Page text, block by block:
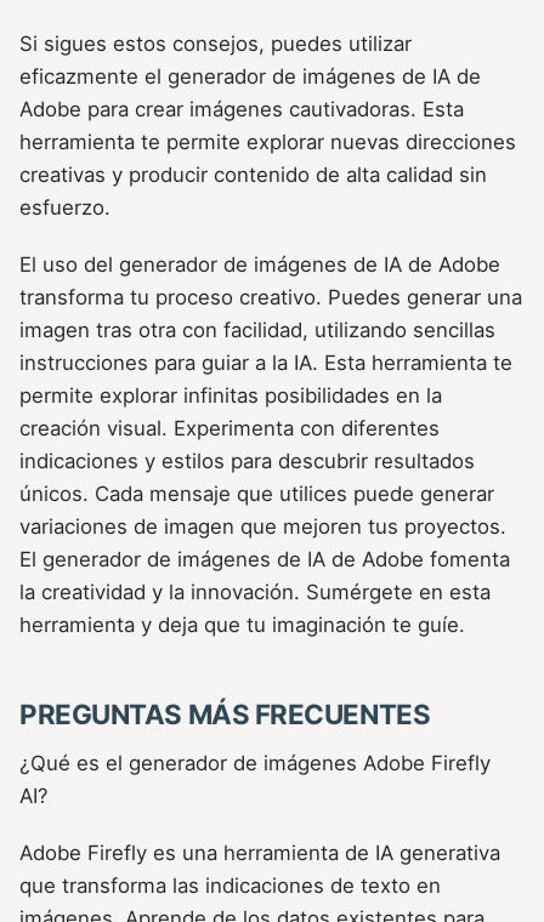
Si sigues estos consejos, puedes utilizar
eficazmente el generador de imágenes de IA de
Adobe para crear imágenes cautivadoras. Esta
herramienta te permite explorar nuevas direcciones
creativas y producir contenido de alta calidad sin
esfuerzo.
El uso del generador de imágenes de IA de Adobe
transforma tu proceso creativo. Puedes generar una
imagen tras otra con facilidad, utilizando sencillas
instrucciones para guiar a la IA. Esta herramienta te
permite explorar infinitas posibilidades en la
creación visual. Experimenta con diferentes
indicaciones y estilos para descubrir resultados
únicos. Cada mensaje que utilices puede generar
variaciones de imagen que mejoren tus proyectos.
El generador de imágenes de IA de Adobe fomenta
la creatividad y la innovación. Sumérgete en esta
herramienta y deja que tu imaginación te guíe.
PREGUNTAS MÁS FRECUENTES
¿Qué es el generador de imágenes Adobe Firefly
AI?
Adobe Firefly es una herramienta de IA generativa
que transforma las indicaciones de texto en